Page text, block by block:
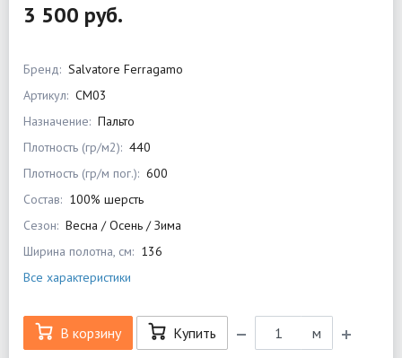
3 500 руб.
Бренд: Salvatore Ferragamo
Артикул: CM03
Назначение: Пальто
Плотность (гр/м2): 440
Плотность (гр/м пог.): 600
Состав: 100% шерсть
Сезон: Весна / Осень / Зима
Ширина полотна, см: 136
Все характеристики
В корзину Купить м